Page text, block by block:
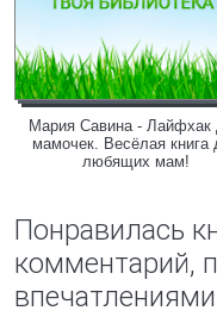
Мария Савина - Лайфхак
мамочек. Весёлая книга
любящих мам!
Понравилась
комментарий,